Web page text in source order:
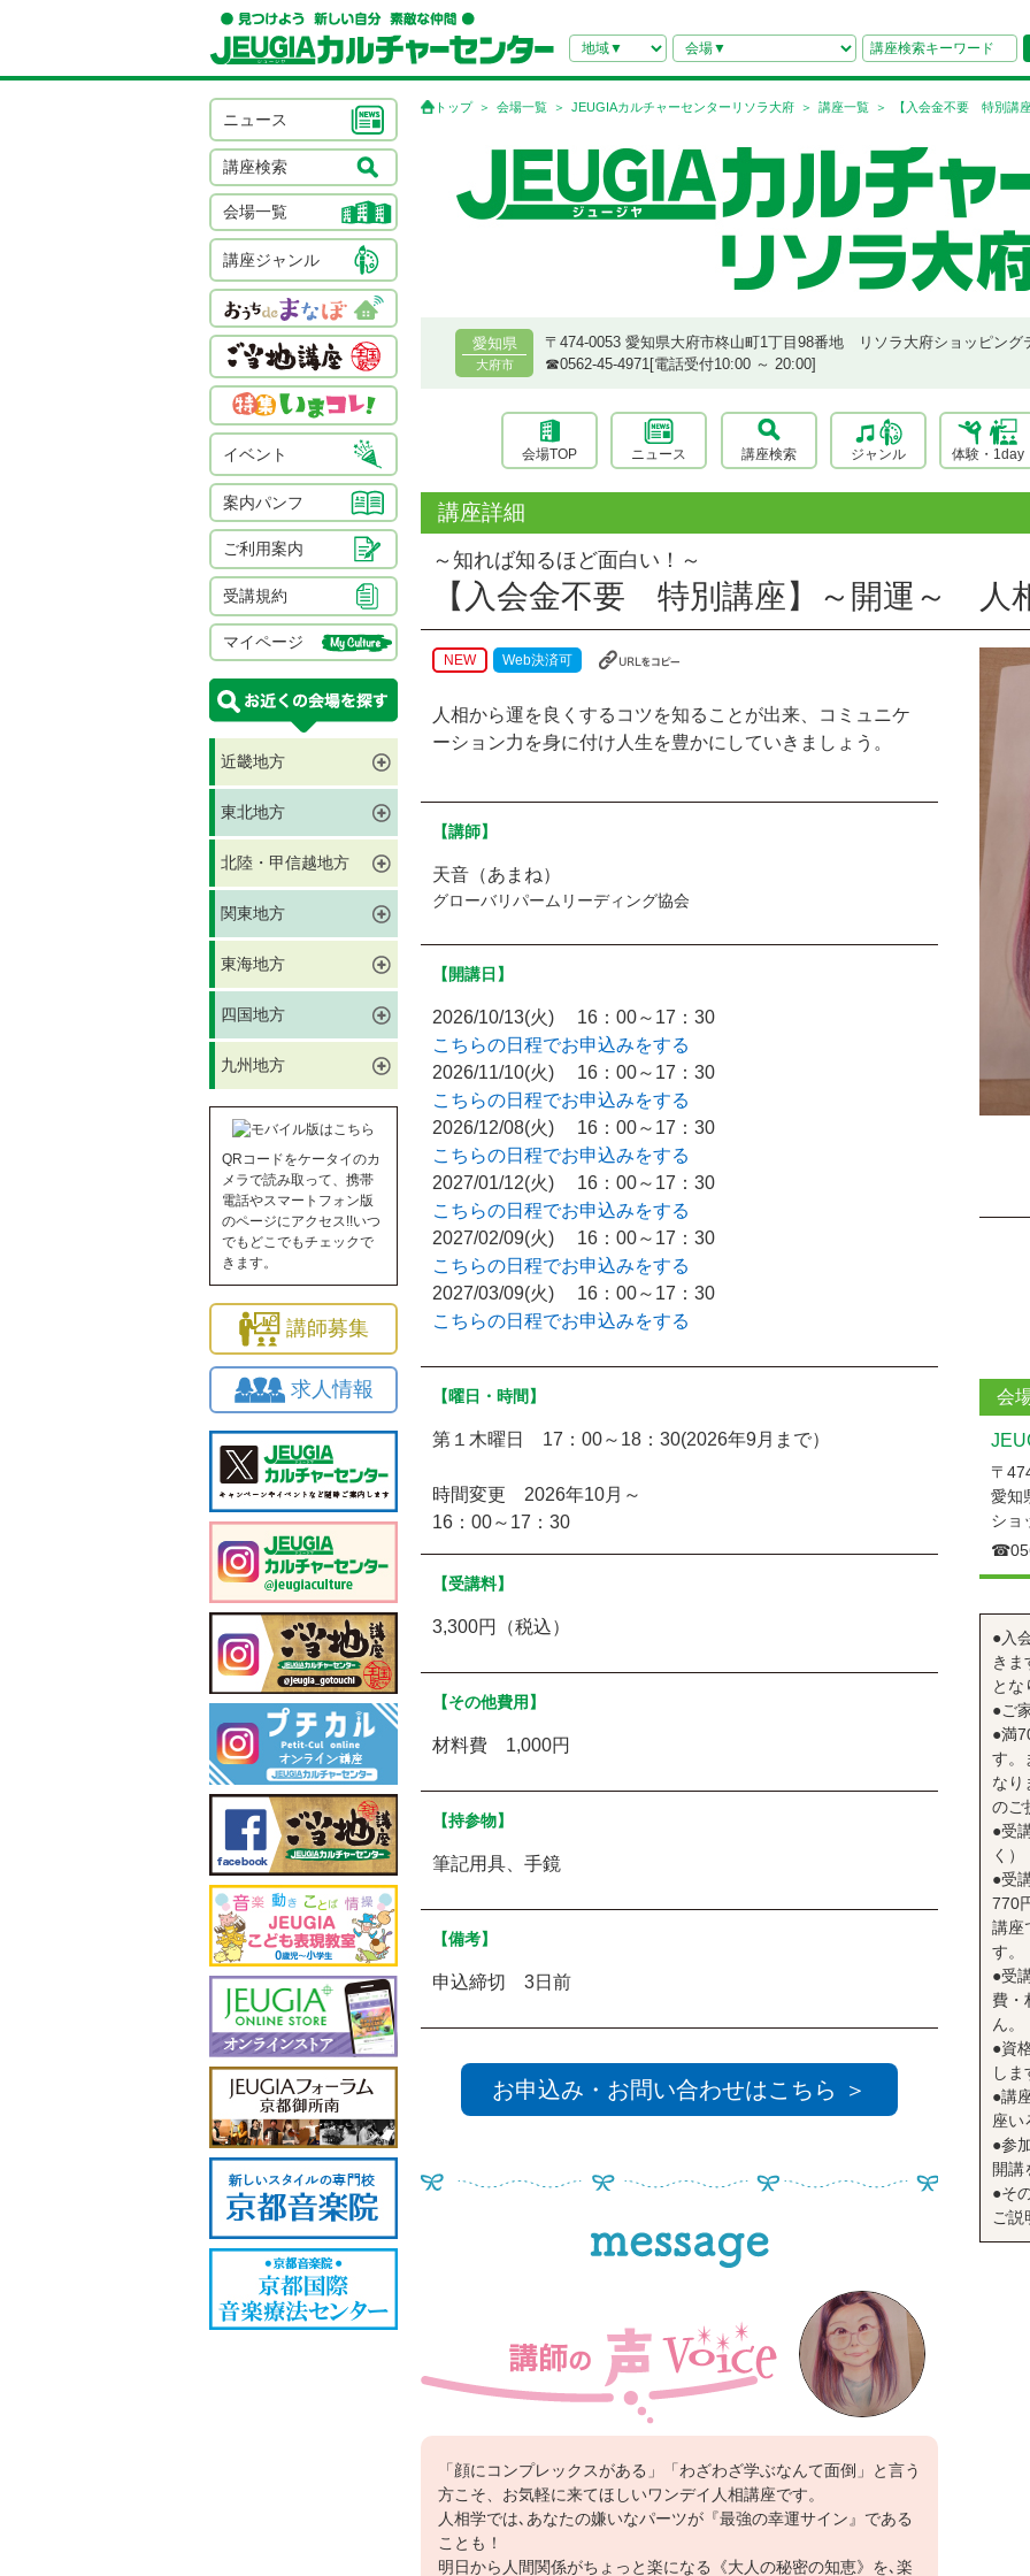
ニュース
講座検索
会場一覧
講座ジャンル
イベント
案内パンフ
ご利用案内
受講規約
マイページ
近畿地方
東北地方
北陸・甲信越地方
関東地方
東海地方
四国地方
九州地方
QRコードをケータイのカ
メラで読み取って、携帯
電話やスマートフォン版
のページにアクセス!!いつ
でもどこでもチェックで
きます。
講師募集
求人情報
トップ 会場一覧 JEUGIAカルチャーセンターリソラ大府 講座一覧 【入会金不要 特別講
愛知県
大府市
〒474-0053 愛知県大府市柊山町1丁目98番地 リソラ大府ショッピング
☎︎0562-45-4971[電話受付10:00 ～ 20:00]
会場TOP ニュース 講座検索 ジャンル 体験・1day
講座詳細
～知れば知るほど面白い！～
【入会金不要 特別講座】～開運～ 人
NEW Web決済可
人相から運を良くするコツを知ることが出来、コミュニケ
ーション力を身に付け人生を豊かにしていきましょう。
【講師】
天音（あまね）
グローバリパームリーディング協会
【開講日】
2026/10/13(火) 16：00～17：30
こちらの日程でお申込みをする
2026/11/10(火) 16：00～17：30
こちらの日程でお申込みをする
2026/12/08(火) 16：00～17：30
こちらの日程でお申込みをする
2027/01/12(火) 16：00～17：30
こちらの日程でお申込みをする
2027/02/09(火) 16：00～17：30
こちらの日程でお申込みをする
2027/03/09(火) 16：00～17：30
こちらの日程でお申込みをする
【曜日・時間】
第１木曜日 17：00～18：30(2026年9月まで）
時間変更 2026年10月～
16：00～17：30
【受講料】
3,300円（税込）
【その他費用】
材料費 1,000円
【持参物】
筆記用具、手鏡
【備考】
申込締切 3日前
お申込み・お問い合わせはこちら ＞
「顔にコンプレックスがある」「わざわざ学ぶなんて面倒」と言う
方こそ、お気軽に来てほしいワンデイ人相講座です。
人相学では､あなたの嫌いなパーツが『最強の幸運サイン』である
ことも！
明日から人間関係がちょっと楽になる《大人の秘密の知恵》を､楽
会
〒
愛知
ショ
●入
きま
とな
●ご
●満
す。
なり
のご
●受
く）
●受
770
講座
す。
●受
費・
ん。
●資
し
●講
座い
●参
開講
●そ
ご説